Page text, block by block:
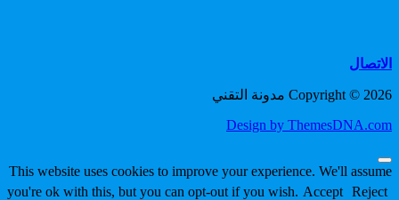
الاتصال
Copyright © 2026 مدونة التقني
Design by ThemesDNA.com
Scroll
to
Top
This website uses cookies to improve your experience. We'll assume
you're ok with this, but you can opt-out if you wish. Accept Reject